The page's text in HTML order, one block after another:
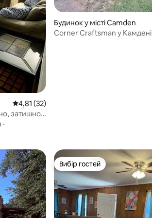
Середня оцінка: 4,81 з 5, відгуки: 32
4,81 (32)
затишно,
·
Будинок у місті Camden
Corner Craftsman у Камдені
Вибір гостей
Вибір гостей